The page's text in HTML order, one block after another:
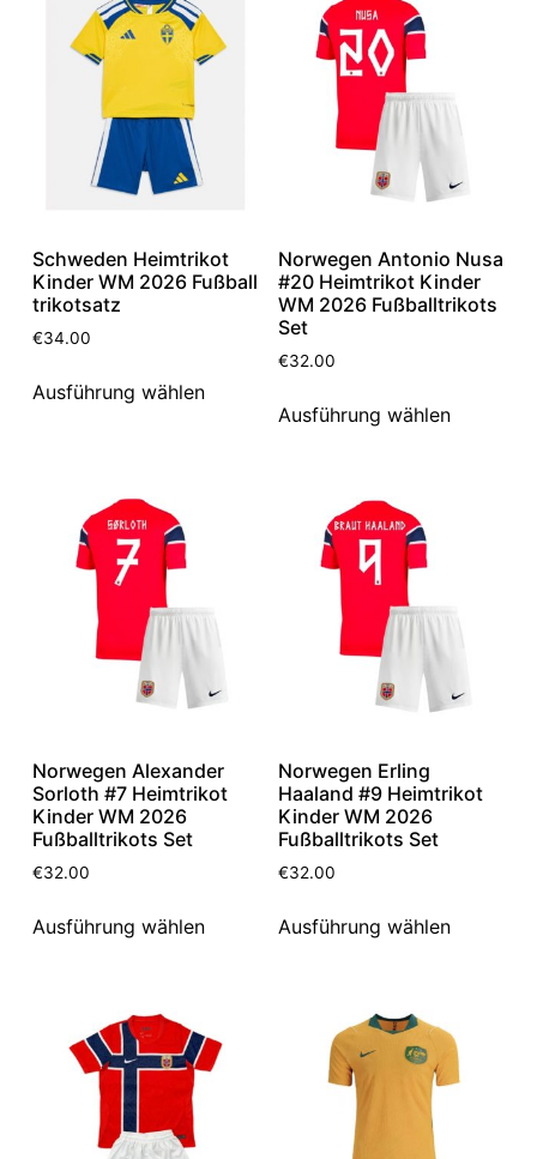
Schweden Heimtrikot
Kinder WM 2026 Fußball
trikotsatz
€34.00
Ausführung wählen
Norwegen Antonio Nusa
#20 Heimtrikot Kinder
WM 2026 Fußballtrikots
Set
€32.00
Ausführung wählen
Norwegen Alexander
Sorloth #7 Heimtrikot
Kinder WM 2026
Fußballtrikots Set
€32.00
Ausführung wählen
Norwegen Erling
Haaland #9 Heimtrikot
Kinder WM 2026
Fußballtrikots Set
€32.00
Ausführung wählen